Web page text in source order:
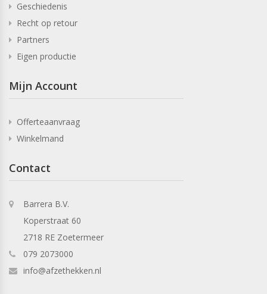
Geschiedenis
Recht op retour
Partners
Eigen productie
Mijn Account
Offerteaanvraag
Winkelmand
Contact
Barrera B.V.
Koperstraat 60
2718 RE Zoetermeer
079 2073000
info@afzethekken.nl